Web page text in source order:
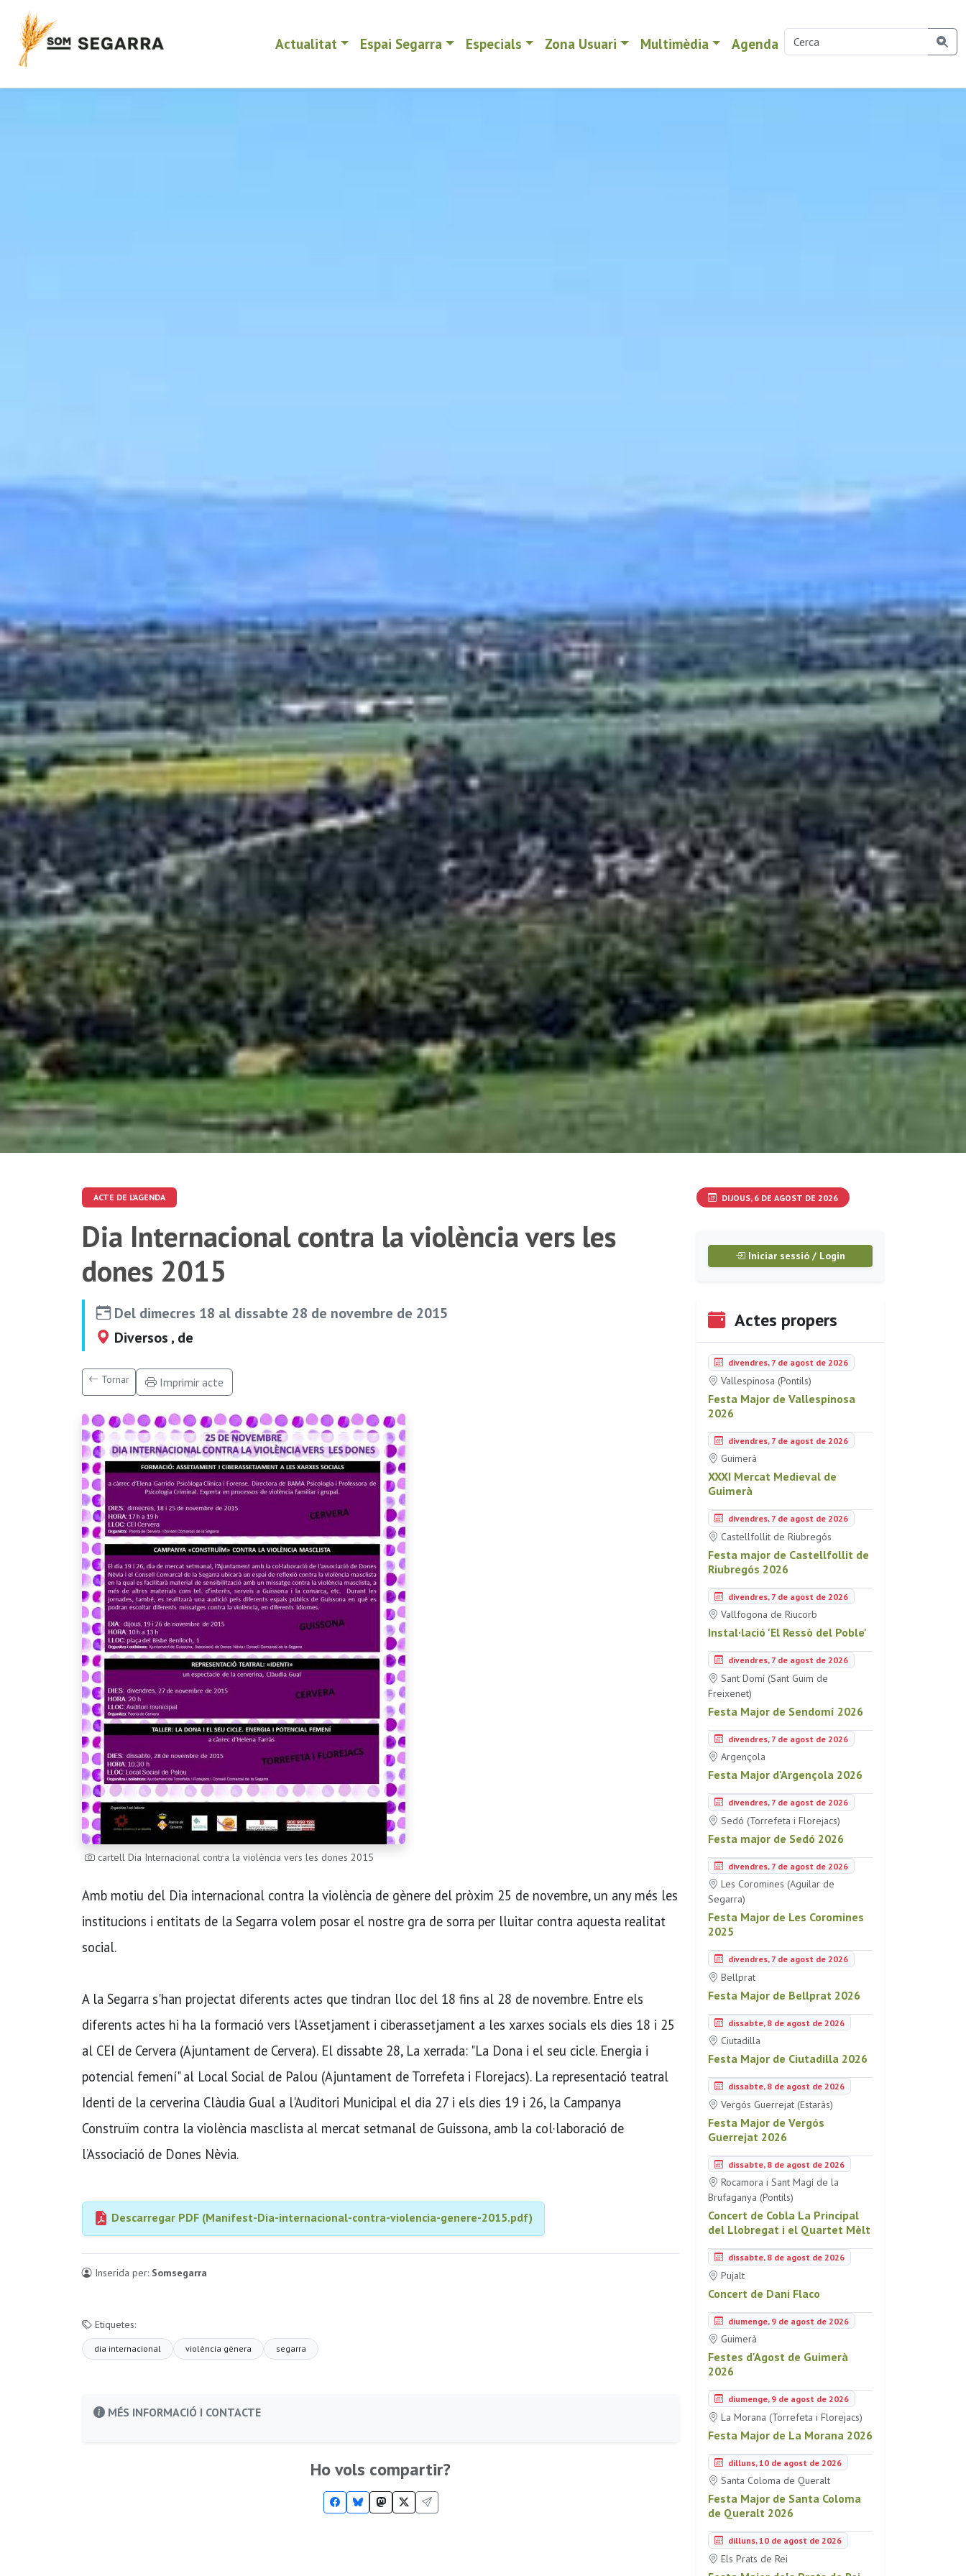
Actualitat Espai Segarra Especials Zona Usuari Multimèdia Agenda
ACTE DE L'AGENDA
Dia Internacional contra la violència vers les
dones 2015
Del dimecres 18 al dissabte 28 de novembre de 2015
Diversos , de
Tornar Imprimir acte
cartell Dia Internacional contra la violència vers les dones 2015
Amb motiu del Dia internacional contra la violència de gènere del pròxim 25 de novembre, un any més les
institucions i entitats de la Segarra volem posar el nostre gra de sorra per lluitar contra aquesta realitat
social.
A la Segarra s'han projectat diferents actes que tindran lloc del 18 fins al 28 de novembre. Entre els
diferents actes hi ha la formació vers l'Assetjament i ciberassetjament a les xarxes socials els dies 18 i 25
al CEI de Cervera (Ajuntament de Cervera). El dissabte 28, La xerrada: "La Dona i el seu cicle. Energia i
potencial femení" al Local Social de Palou (Ajuntament de Torrefeta i Florejacs). La representació teatral
Identi de la cerverina Clàudia Gual a l'Auditori Municipal el dia 27 i els dies 19 i 26, la Campanya
Construïm contra la violència masclista al mercat setmanal de Guissona, amb la col·laboració de
l’Associació de Dones Nèvia.
Descarregar PDF (Manifest-Dia-internacional-contra-violencia-genere-2015.pdf)
Inserida per: Somsegarra
Etiquetes:
dia internacional violència gènera segarra
MÉS INFORMACIÓ I CONTACTE
Ho vols compartir?
DIJOUS, 6 DE AGOST DE 2026
Iniciar sessió / Login
Actes propers
divendres, 7 de agost de 2026
Vallespinosa (Pontils)
Festa Major de Vallespinosa
2026
divendres, 7 de agost de 2026
Guimerà
XXXI Mercat Medieval de
Guimerà
divendres, 7 de agost de 2026
Castellfollit de Riubregós
Festa major de Castellfollit de
Riubregós 2026
divendres, 7 de agost de 2026
Vallfogona de Riucorb
Instal·lació 'El Ressò del Poble'
divendres, 7 de agost de 2026
Sant Domí (Sant Guim de
Freixenet)
Festa Major de Sendomí 2026
divendres, 7 de agost de 2026
Argençola
Festa Major d'Argençola 2026
divendres, 7 de agost de 2026
Sedó (Torrefeta i Florejacs)
Festa major de Sedó 2026
divendres, 7 de agost de 2026
Les Coromines (Aguilar de
Segarra)
Festa Major de Les Coromines
2025
divendres, 7 de agost de 2026
Bellprat
Festa Major de Bellprat 2026
dissabte, 8 de agost de 2026
Ciutadilla
Festa Major de Ciutadilla 2026
dissabte, 8 de agost de 2026
Vergós Guerrejat (Estaràs)
Festa Major de Vergós
Guerrejat 2026
dissabte, 8 de agost de 2026
Rocamora i Sant Magí de la
Brufaganya (Pontils)
Concert de Cobla La Principal
del Llobregat i el Quartet Mèlt
dissabte, 8 de agost de 2026
Pujalt
Concert de Dani Flaco
diumenge, 9 de agost de 2026
Guimerà
Festes d'Agost de Guimerà
2026
diumenge, 9 de agost de 2026
La Morana (Torrefeta i Florejacs)
Festa Major de La Morana 2026
dilluns, 10 de agost de 2026
Santa Coloma de Queralt
Festa Major de Santa Coloma
de Queralt 2026
dilluns, 10 de agost de 2026
Els Prats de Rei